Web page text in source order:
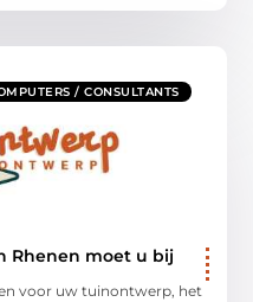
/ CONSULTANTS
Rhenen moet u bij
voor uw tuinontwerp, het